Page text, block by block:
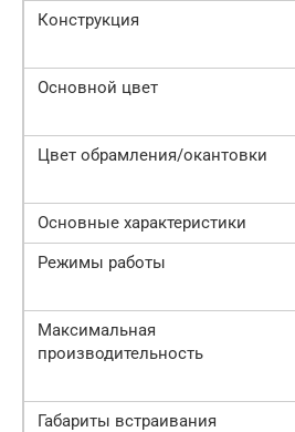
Конструкция
Основной цвет
Цвет обрамления/окантовки
Основные характеристики
Режимы работы
Максимальная
производительность
Габариты встраивания